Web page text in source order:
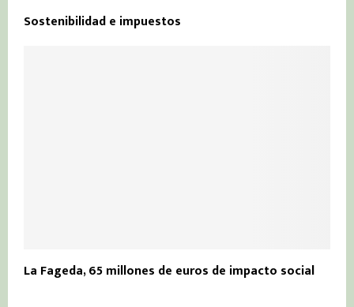
Sostenibilidad e impuestos
La Fageda, 65 millones de euros de impacto social